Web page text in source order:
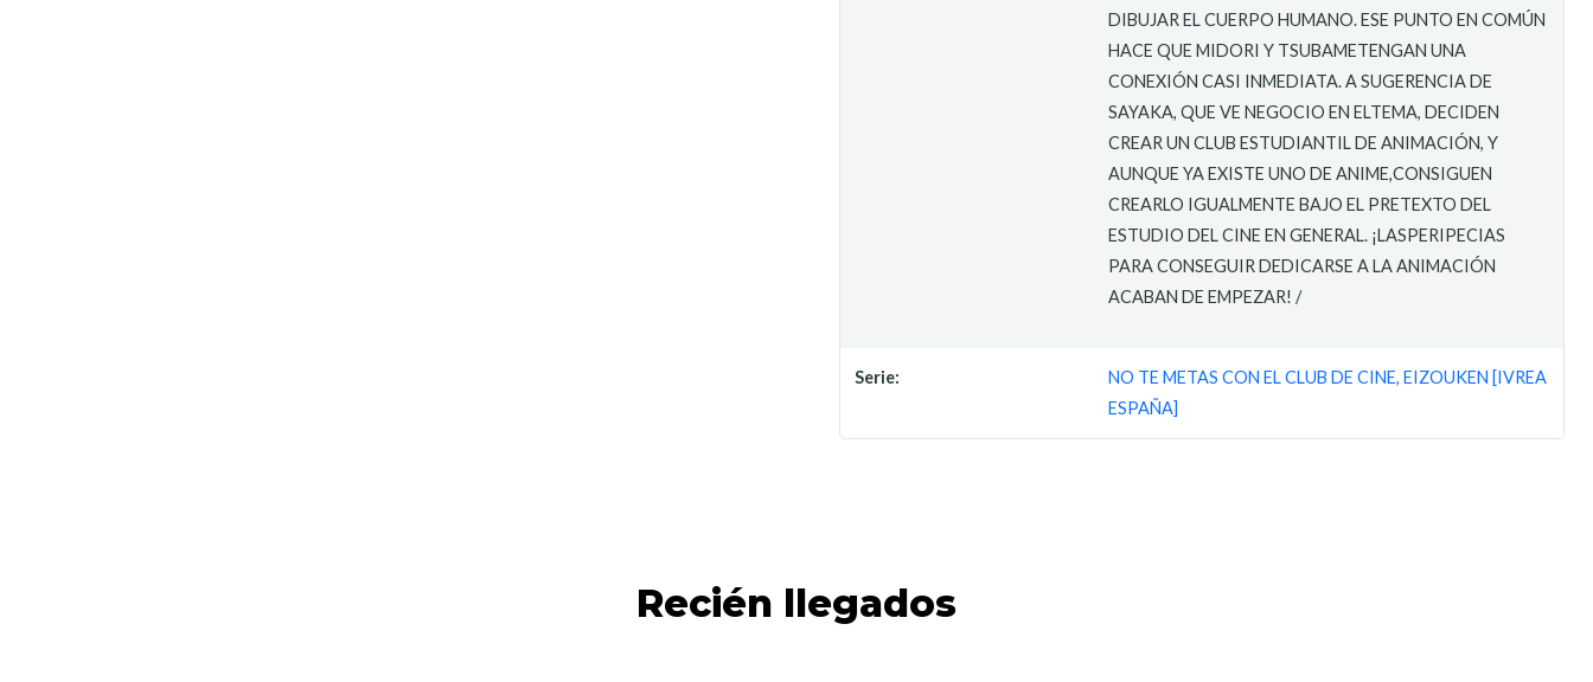
DIBUJAR EL CUERPO HUMANO. ESE PUNTO EN COMÚN
HACE QUE MIDORI Y TSUBAMETENGAN UNA
CONEXIÓN CASI INMEDIATA. A SUGERENCIA DE
SAYAKA, QUE VE NEGOCIO EN ELTEMA, DECIDEN
CREAR UN CLUB ESTUDIANTIL DE ANIMACIÓN, Y
AUNQUE YA EXISTE UNO DE ANIME,CONSIGUEN
CREARLO IGUALMENTE BAJO EL PRETEXTO DEL
ESTUDIO DEL CINE EN GENERAL. ¡LASPERIPECIAS
PARA CONSEGUIR DEDICARSE A LA ANIMACIÓN
ACABAN DE EMPEZAR! /
Serie:
NO TE METAS CON EL CLUB DE CINE, EIZOUKEN [IVREA
ESPAÑA]
Recién llegados